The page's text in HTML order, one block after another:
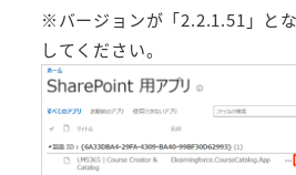
※バージョンが「2.2.1.51」と
してください。